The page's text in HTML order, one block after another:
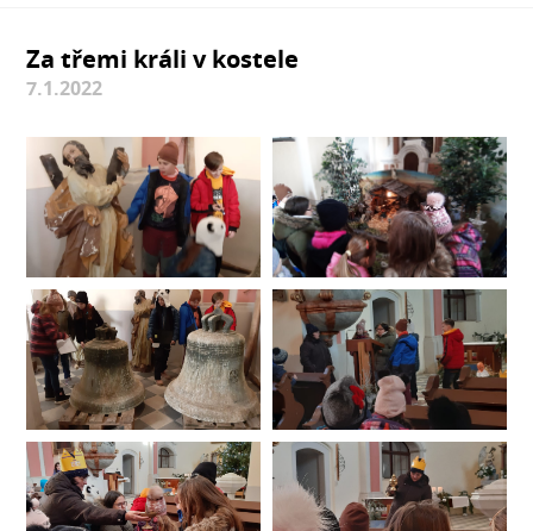
Za třemi králi v kostele
7.1.2022